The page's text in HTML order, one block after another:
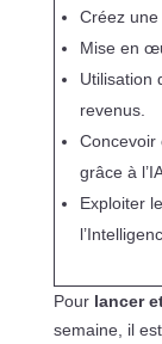
Créez une
Mise en
Utilisation
revenus.
Concevoir
grâce à
Exploiter
Pour lancer
semaine, il